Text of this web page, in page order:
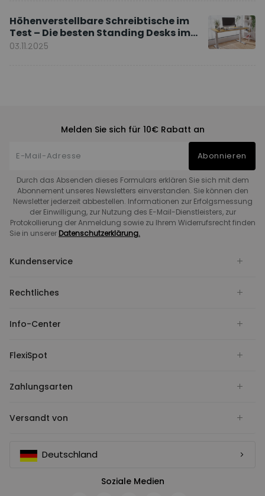
Höhenverstellbare Schreibtische im
Test – Die besten Standing Desks im
Vergleich
03.11.2025
Melden Sie sich für 10€ Rabatt an
Abonnieren
Durch das Absenden dieses Formulars erklären Sie sich mit dem
Abonnement unseres Newsletters einverstanden. Sie können den
Newsletter jederzeit abbestellen. Informationen zur Erfolgsmessung
der Einwilligung, zur Nutzung des E-Mail-Dienstleisters, zur
Protokollierung der Anmeldung sowie zu Ihrem Widerrufsrecht finden
Sie in unserer Datenschutzerklärung.
Kundenservice
Rechtliches
Info-Center
FlexiSpot
Zahlungsarten
Versandt von
Deutschland
Soziale Medien